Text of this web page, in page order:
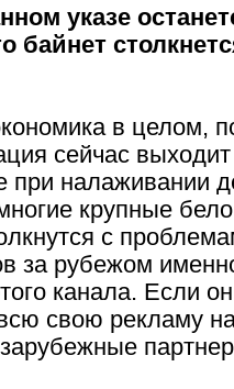
указе
байнет
в целом,
сейчас
при налаживании
крупные
с
за рубежом
канала. Если
свою рекламу